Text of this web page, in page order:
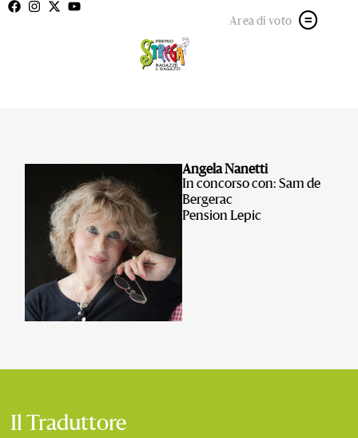
Area di voto
Angela Nanetti
In concorso con: Sam de
Bergerac
Pension Lepic
Il Traduttore